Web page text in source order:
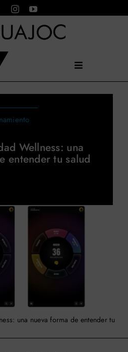
Toggle
Navigation
Wellness: una
entender tu salud
una nueva forma de entender tu
×